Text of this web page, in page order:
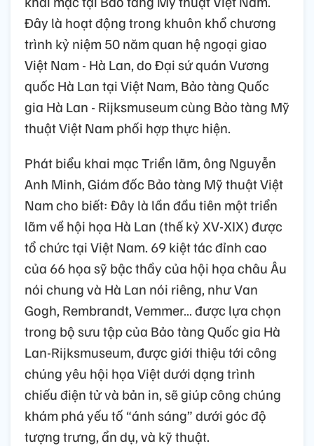
Đây là hoạt động trong khuôn khổ chương
trình kỷ niệm 50 năm quan hệ ngoại giao
Việt Nam - Hà Lan, do Đại sứ quán Vương
quốc Hà Lan tại Việt Nam, Bảo tàng Quốc
gia Hà Lan - Rijksmuseum cùng Bảo tàng Mỹ
thuật Việt Nam phối hợp thực hiện.
Phát biểu khai mạc Triển lãm, ông Nguyễn
Anh Minh, Giám đốc Bảo tàng Mỹ thuật Việt
Nam cho biết: Đây là lần đầu tiên một triển
lãm về hội họa Hà Lan (thế kỷ XV-XIX) được
tổ chức tại Việt Nam. 69 kiệt tác đỉnh cao
của 66 họa sỹ bậc thầy của hội họa châu Âu
nói chung và Hà Lan nói riêng, như Van
Gogh, Rembrandt, Vemmer… được lựa chọn
trong bộ sưu tập của Bảo tàng Quốc gia Hà
Lan-Rijksmuseum, được giới thiệu tới công
chúng yêu hội họa Việt dưới dạng trình
chiếu điện tử và bản in, sẽ giúp công chúng
khám phá yếu tố “ánh sáng” dưới góc độ
tượng trưng, ẩn dụ, và kỹ thuật.